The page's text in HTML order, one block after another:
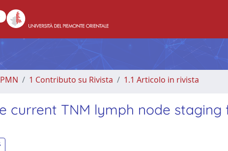
1 Contributo su Rivista 1.1 Articolo in rivista
current TNM lymph node staging